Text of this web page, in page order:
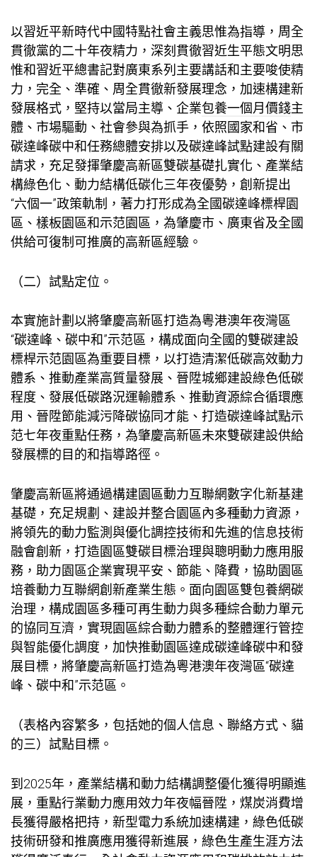
以習近平新時代中國特點社會主義思惟為指導，周全
貫徹黨的二十年夜精力，深刻貫徹習近生平態文明思
惟和習近平總書記對廣東系列主要講話和主要唆使精
力，完全、準確、周全貫徹新發展理念，加速構建新
發展格式，堅持以當局主導、企業包養一個月價錢主
體、市場驅動、社會參與為抓手，依照國家和省、市
碳達峰碳中和任務總體安排以及碳達峰試點建設有關
請求，充足發揮肇慶高新區雙碳基礎扎實化、產業結
構綠色化、動力結構低碳化三年夜優勢，創新提出
“六個一”政策軌制，著力打形成為全國碳達峰標桿園
區、樣板園區和示范園區，為肇慶市、廣東省及全國
供給可復制可推廣的高新區經驗。
（二）試點定位。
本實施計劃以將肇慶高新區打造為粵港澳年夜灣區
“碳達峰、碳中和”示范區，構成面向全國的雙碳建設
標桿示范園區為重要目標，以打造清潔低碳高效動力
體系、推動產業高質量發展、晉陞城鄉建設綠色低碳
程度、發展低碳路況運輸體系、推動資源綜合循環應
用、晉陞節能減污降碳協同才能、打造碳達峰試點示
范七年夜重點任務，為肇慶高新區未來雙碳建設供給
發展標的目的和指導路徑。
肇慶高新區將通過構建園區動力互聯網數字化新基建
基礎，充足規劃、建設并整合園區內多種動力資源，
將領先的動力監測與優化調控技術和先進的信息技術
融會創新，打造園區雙碳目標治理與聰明動力應用服
務，助力園區企業實現平安、節能、降費，協助園區
培養動力互聯網創新產業生態。面向園區雙包養網碳
治理，構成園區多種可再生動力與多種綜合動力單元
的協同互濟，實現園區綜合動力體系的整體運行管控
與智能優化調度，加快推動園區達成碳達峰碳中和發
展目標，將肇慶高新區打造為粵港澳年夜灣區“碳達
峰、碳中和”示范區。
（表格內容繁多，包括她的個人信息、聯絡方式、貓
的三）試點目標。
到2025年，產業結構和動力結構調整優化獲得明顯進
展，重點行業動力應用效力年夜幅晉陞，煤炭消費增
長獲得嚴格把持，新型電力系統加速構建，綠色低碳
技術研發和推廣應用獲得新進展，綠色生產生涯方法